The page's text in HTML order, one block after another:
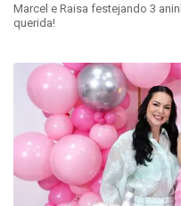
Marcel e Raisa festejando 3
querida!